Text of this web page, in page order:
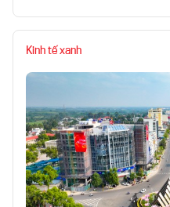
Kinh tế xanh